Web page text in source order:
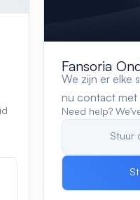
Fansoria
We zijn er elke
nu contact met
Need help?
Stuur